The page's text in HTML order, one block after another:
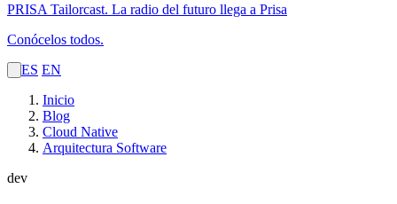
PRISA Tailorcast. La radio del futuro llega a Prisa
Conócelos todos.
ES EN
Inicio
Blog
Cloud Native
Arquitectura Software
dev